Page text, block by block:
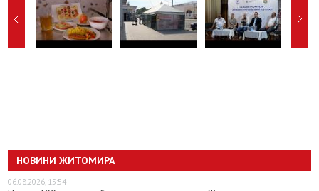
НОВИНИ ЖИТОМИРА
06.08.2026, 15:54